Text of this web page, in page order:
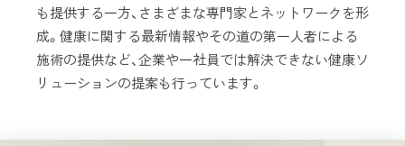
も提供する一方、さまざまな専門家とネットワークを形
成。健康に関する最新情報やその道の第一人者による
施術の提供など、企業や一社員では解決できない健康ソ
リューションの提案も行っています。